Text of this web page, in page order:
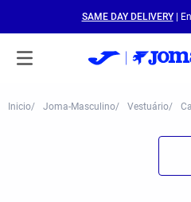
SAME DAY DELIVERY|
Joma-Masculino Vestuário